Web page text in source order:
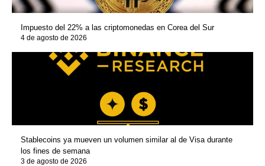
Impuesto del 22% a las criptomonedas en Corea del Sur
4 de agosto de 2026
Stablecoins ya mueven un volumen similar al de Visa durante
los fines de semana
3 de agosto de 2026